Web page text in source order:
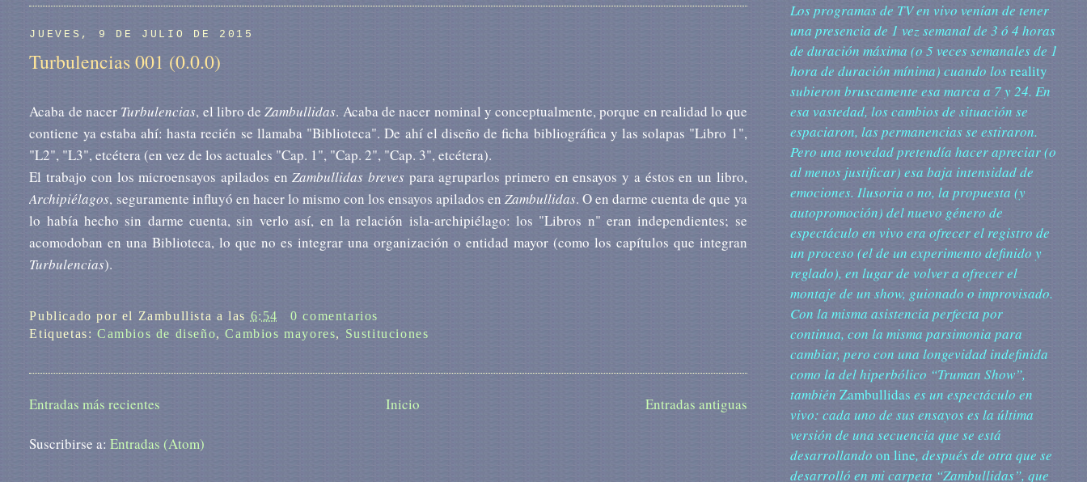
JUEVES, 9 DE JULIO DE 2015
Turbulencias 001 (0.0.0)
Acaba de nacer Turbulencias, el libro deZambullidas. Acaba de nacer nominal y conceptualmente, porque en realidad lo que
contiene ya estaba ahí: hasta recién se llamaba "Biblioteca". De ahí el diseño de ficha bibliográfica y las solapas "Libro 1",
"L2", "L3", etcétera (en vez de los actuales "Cap. 1", "Cap. 2", "Cap. 3", etcétera).
El trabajo con los microensayos apilados enZambullidas breves para agruparlos primero en ensayos y a éstos en un libro,
Archipiélagos, seguramente influyó en hacer lo mismo con los ensayos apilados enZambullidas. O en darme cuenta de que ya
lo había hecho sin darme cuenta, sin verlo así, en la relación isla-archipiélago: los "Libros n" eran independientes; se
acomodoban en una Biblioteca, lo que no es integrar una organización o entidad mayor (como los capítulos que integran
Turbulencias).
Publicado por el Zambullista a las 6:54
0 comentarios
Etiquetas:Cambios de diseño,Cambios mayores, Sustituciones
Entradas más recientes Entradas antiguas
Inicio
Suscribirse a:Entradas (Atom)
Los programas de TV en vivo venían de tener
una presencia de 1 vez semanal de 3 ó 4 horas
de duración máxima (o 5 veces semanales de 1
hora de duración mínima) cuando los reality
subieron bruscamente esa marca a 7 y 24. En
esa vastedad, los cambios de situación se
espaciaron, las permanencias se estiraron.
Pero una novedad pretendía hacer apreciar (o
al menos justificar) esa baja intensidad de
emociones. Ilusoria o no, la propuesta (y
autopromoción) del nuevo género de
espectáculo en vivo era ofrecer el registro de
un proceso (el de un experimento definido y
reglado), en lugar de volver a ofrecer el
montaje de un show, guionado o improvisado.
Con la misma asistencia perfecta por
continua, con la misma parsimonia para
cambiar, pero con una longevidad indefinida
como la del hiperbólico “Truman Show”,
también Zambullidas es un espectáculo en
vivo: cada uno de sus ensayos es la última
versión de una secuencia que se está
desarrollando on line, después de otra que se
desarrolló en mi carpeta “Zambullidas”, que